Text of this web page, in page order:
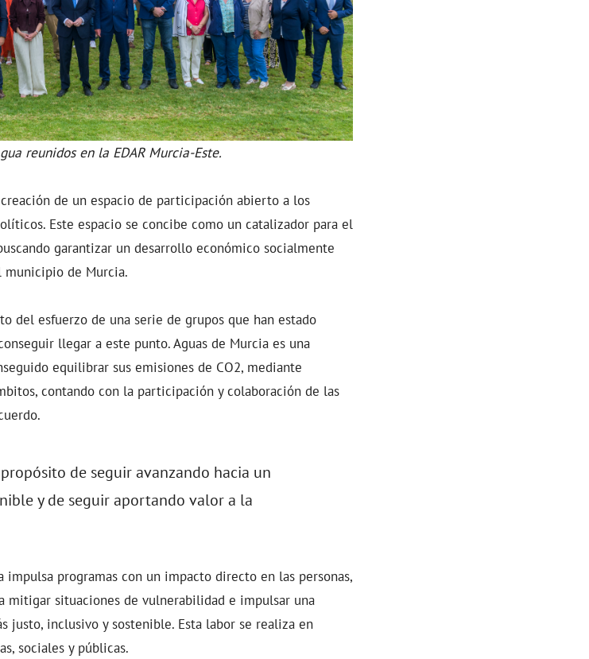
reunidos en la EDAR Murcia-Este.
de un espacio de participación abierto a los
Este espacio se concibe como un catalizador para el
garantizar un desarrollo económico socialmente
de Murcia.
del esfuerzo de una serie de grupos que han estado
llegar a este punto. Aguas de Murcia es una
equilibrar sus emisiones de CO2, mediante
contando con la participación y colaboración de las
de seguir avanzando hacia un
y de seguir aportando valor a la
programas con un impacto directo en las personas,
mitigar situaciones de vulnerabilidad e impulsar una
justo, inclusivo y sostenible. Esta labor se realiza en
sociales y públicas.